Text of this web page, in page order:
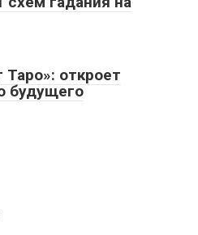
Таро»: откроет
будущего